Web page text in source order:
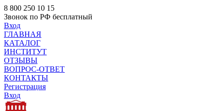
8 800 250 10 15
Звонок по РФ бесплатный
Вход
ГЛАВНАЯ
КАТАЛОГ
ИНСТИТУТ
ОТЗЫВЫ
ВОПРОС-ОТВЕТ
КОНТАКТЫ
Регистрация
Вход